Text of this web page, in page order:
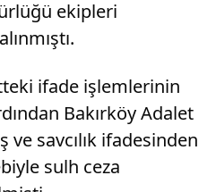
ekipleri
ifade işlemlerinin
Bakırköy Adalet
ve savcılık ifadesinden
sulh ceza